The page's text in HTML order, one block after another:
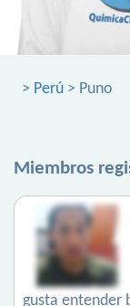
> Perú > Puno
Miembros
gusta entender